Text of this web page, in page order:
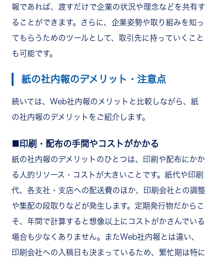
報であれば、渡すだけで企業の状況や理念などを共有す
ることができます。さらに、企業姿勢や取り組みを知っ
てもらうためのツールとして、取引先に持っていくこと
も可能です。
紙の社内報のデメリット・注意点
続いては、Web社内報のメリットと比較しながら、紙
の社内報のデメリットをご紹介します。
印刷・配布の手間やコストがかかる
紙の社内報のデメリットのひとつは、印刷や配布にかか
る人的リソース・コストが大きいことです。紙代や印刷
代、各支社・支店への配送費のほか、印刷会社との調整
や集配の段取りなどが発生します。定期発行物だからこ
そ、年間で計算すると想像以上にコストがかさんでいる
場合も少なくありません。またWeb社内報とは違い、
印刷会社への入稿日も決まっているため、繁忙期は特に